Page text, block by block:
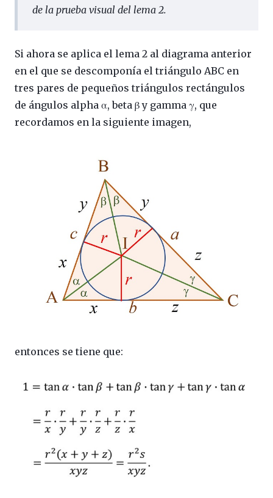
de la prueba visual del lema 2.
Si ahora se aplica el lema 2 al diagrama anterior
en el que se descomponía el triángulo ABC en
tres pares de pequeños triángulos rectángulos
de ángulos alpha α, beta β y gamma γ, que
recordamos en la siguiente imagen,
entonces se tiene que: